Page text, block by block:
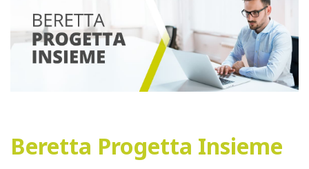
Beretta Progetta Insieme